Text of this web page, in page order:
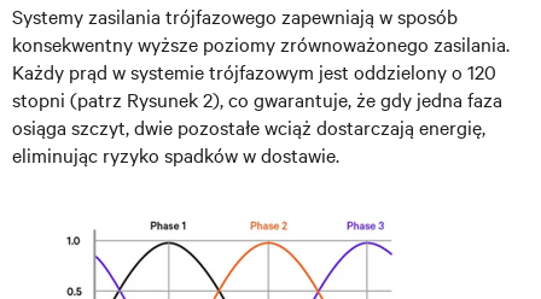
Systemy zasilania trójfazowego zapewniają w sposób
konsekwentny wyższe poziomy zrównoważonego zasilania.
Każdy prąd w systemie trójfazowym jest oddzielony o 120
stopni (patrz Rysunek 2), co gwarantuje, że gdy jedna faza
osiąga szczyt, dwie pozostałe wciąż dostarczają energię,
eliminując ryzyko spadków w dostawie.